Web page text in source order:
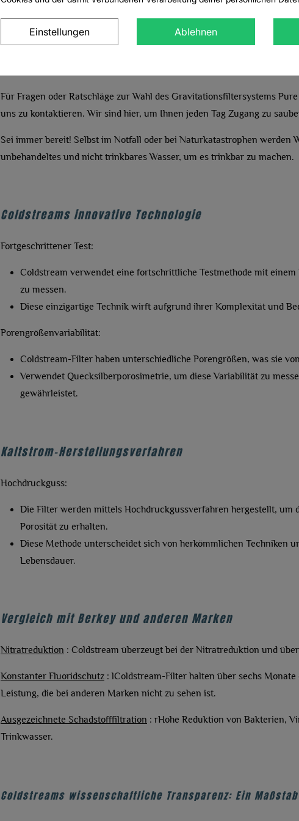
um die höchste Wasserqualität zu gewährleisten. Egal, ob Sie eine
Notfall suchen, Pure Filters bietet die Flexibilität und Zuverlässigkeit, die
Verpassen Sie nicht die Gelegenheit, Ihr Wasser zu verwandeln.
Für Fragen oder Ratschläge zur Wahl des Gravitationsfiltersystems
uns zu kontaktieren. Wir sind hier, um Ihnen jeden Tag Zugang zu
Sei immer bereit! Selbst im Notfall oder bei Naturkatastrophen werden
unbehandeltes und nicht trinkbares Wasser, um es trinkbar zu machen.
Coldstreams innovative Technologie
Fortgeschrittener Test:
Coldstream verwendet eine fortschrittliche Testmethode mit
zu messen.
Diese einzigartige Technik wirft aufgrund ihrer Komplexität und
Porengrößenvariabilität:
Coldstream-Filter haben unterschiedliche Porengrößen, was sie
Verwendet Quecksilberporosimetrie, um diese Variabilität zu
gewährleistet.
Kaltstrom-Herstellungsverfahren
Hochdruckguss:
Die Filter werden mittels Hochdruckgussverfahren hergestellt,
Porosität zu erhalten.
Diese Methode unterscheidet sich von herkömmlichen Techniken
Lebensdauer.
Vergleich mit Berkey und anderen Marken
Nitratreduktion : Coldstream überzeugt bei der Nitratreduktion und
Konstanter Fluoridschutz : lColdstream-Filter halten über sechs
Leistung, die bei anderen Marken nicht zu sehen ist.
Ausgezeichnete Schadstofffiltration : rHohe Reduktion von Bakterien,
Trinkwasser.
Coldstreams wissenschaftliche Transparenz: Ein
WUNSCHLISTE ERSTELLEN
Einstellungen Ablehnen